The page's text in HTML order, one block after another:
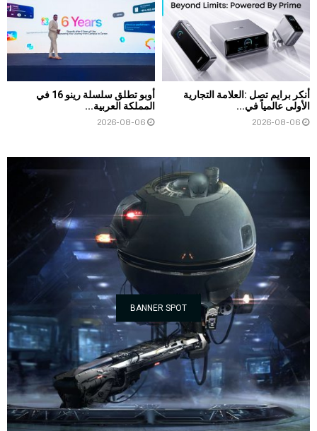
أنكر برايم تصل :العلامة التجارية
الأولى عالمياً في...
2026-08-06
أوبو تطلق سلسلة رينو 16 في
المملكة العربية...
2026-08-06
BANNER SPOT